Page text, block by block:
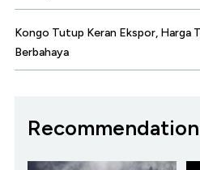
Kongo Tutup Keran Ekspor, Harga
Berbahaya
Recommendation